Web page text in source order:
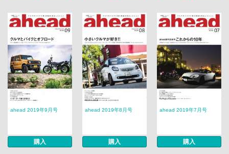
ahead 2019年9月号
購入
ahead 2019年8月号
購入
ahead 2019年7月号
購入